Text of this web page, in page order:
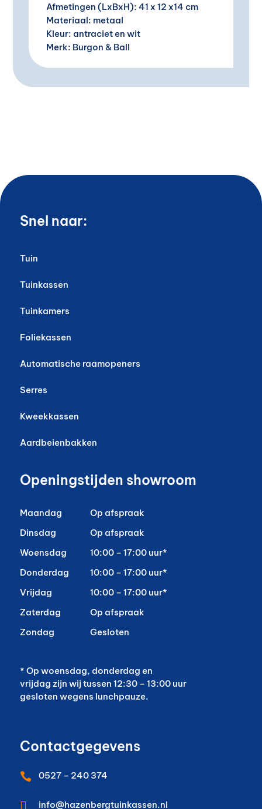
Afmetingen (LxBxH): 41 x 12 x14 cm
Materiaal: metaal
Kleur: antraciet en wit
Merk: Burgon & Ball
Snel naar:
Tuin
Tuinkassen
Tuinkamers
Foliekassen
Automatische raamopeners
Serres
Kweekkassen
Aardbeienbakken
Openingstijden showroom
Maandag
Op afspraak
Dinsdag
Op afspraak
Woensdag
10:00 – 17:00 uur*
Donderdag
10:00 – 17:00 uur*
Vrijdag
10:00 – 17:00 uur*
Zaterdag
Op afspraak
Zondag
Gesloten
* Op woensdag, donderdag en
vrijdag zijn wij tussen 12:30 – 13:00 uur
gesloten wegens lunchpauze.
Contactgegevens
 0527 – 240 374
 info@hazenbergtuinkassen.nl